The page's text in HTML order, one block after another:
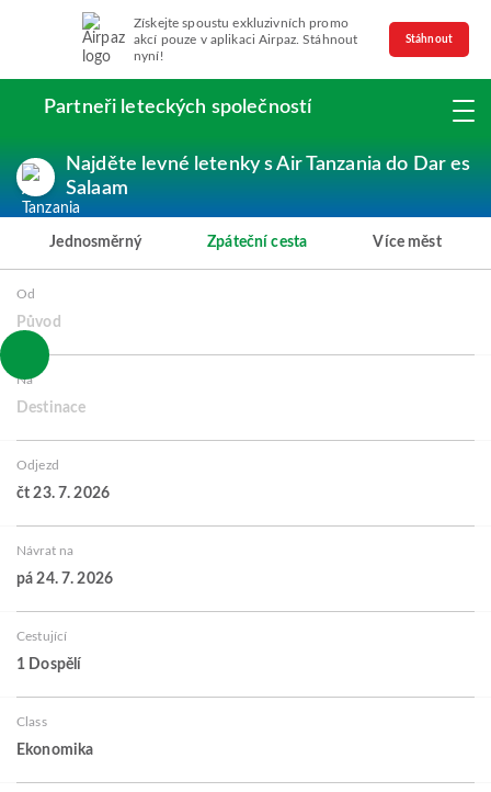
Získejte spoustu exkluzivních promo
akcí pouze v aplikaci Airpaz. Stáhnout
nyní!
Stáhnout
Partneři leteckých společností
Najděte levné letenky s Air Tanzania do Dar es
Salaam
Jednosměrný Zpáteční cesta Více měst
Od
Původ
Na
Destinace
Odjezd
čt 23. 7. 2026
Návrat na
pá 24. 7. 2026
Cestující
1 Dospělí
Class
Ekonomika